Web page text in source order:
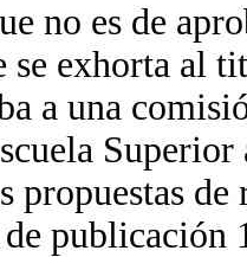
no es de
se exhorta al
a una
propuestas
de publicación